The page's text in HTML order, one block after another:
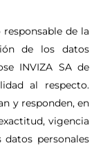
de la
de los datos
INVIZA SA de
al respecto.
y responden, en
vigencia
personales